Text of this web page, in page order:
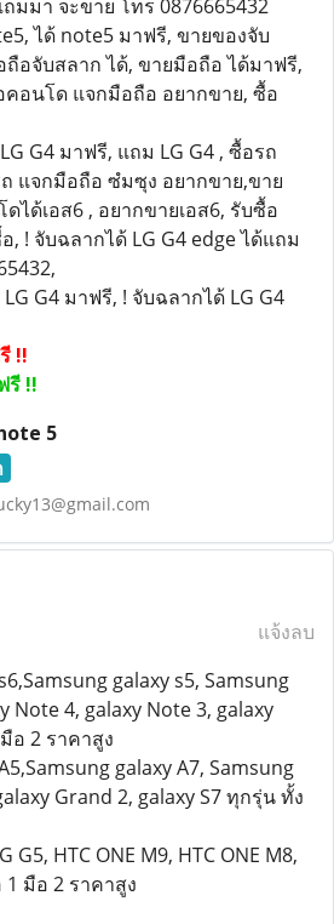
มมา จะขาย โทร 0876665432
ได้ note5 มาฟรี, ขายของจับ
อจับสลาก ได้, ขายมือถือ ได้มาฟรี,
อนโด แจกมือถือ อยากขาย, ซื้อ
G4 มาฟรี, แถม LG G4 , ซื้อรถ
แจกมือถือ ซํมซุง อยากขาย,ขาย
ได้เอส6 , อยากขายเอส6, รับซื้อ
, ! จับฉลากได้ LG G4 edge ได้แถม
G4 มาฟรี, ! จับฉลากได้ LG G4
!!
รี !!
5
แจ้งลบ
galaxy s5, Samsung
Note 4, galaxy Note 3, galaxy
อ 2 ราคาสูง
galaxy A7, Samsung
Grand 2, galaxy S7 ทุกรุ่น ทั้ง
HTC ONE M9, HTC ONE M8,
มือ 2 ราคาสูง